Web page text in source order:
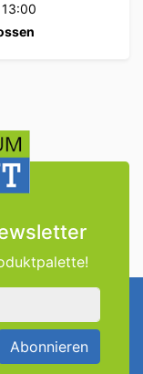
13:00
Abonnieren